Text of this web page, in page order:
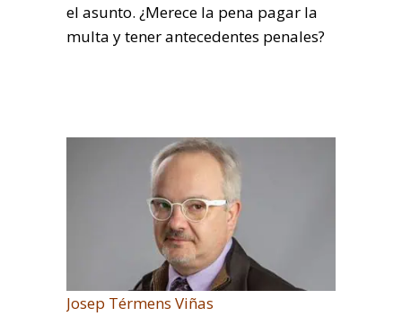
el asunto. ¿Merece la pena pagar la
multa y tener antecedentes penales?
Josep Térmens Viñas